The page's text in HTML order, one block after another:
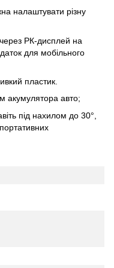
налаштувати різну
РК-дисплей на
для мобільного
пластик.
акумулятора авто;
під нахилом до 30°,